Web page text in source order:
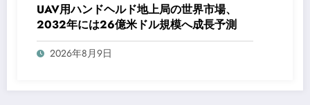
UAV用ハンドヘルド地上局の世界市場、
2032年には26億米ドル規模へ成長予測
2026年8月9日